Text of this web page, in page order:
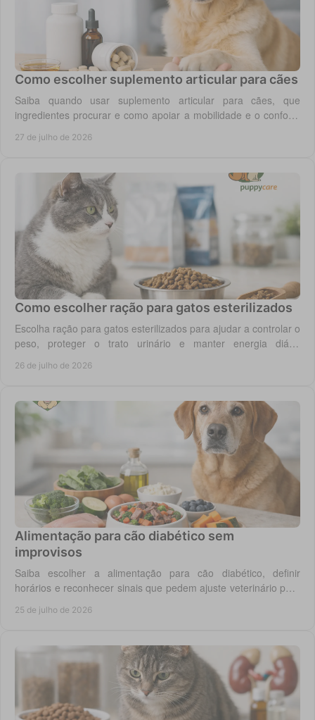
Como escolher suplemento articular para cães
Saiba quando usar suplemento articular para cães, que
ingredientes procurar e como apoiar a mobilidade e o conforto
27 de julho de 2026
Como escolher ração para gatos esterilizados
Escolha ração para gatos esterilizados para ajudar a controlar o
peso, proteger o trato urinário e manter energia diária
26 de julho de 2026
Alimentação para cão diabético sem
improvisos
Saiba escolher a alimentação para cão diabético, definir
horários e reconhecer sinais que pedem ajuste veterinário para
25 de julho de 2026